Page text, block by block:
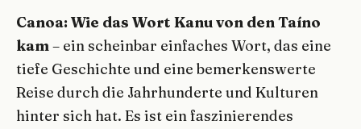
Canoa: Wie das Wort Kanu von den Taíno
kam– ein scheinbar einfaches Wort, das eine
tiefe Geschichte und eine bemerkenswerte
Reise durch die Jahrhunderte und Kulturen
hinter sich hat. Es ist ein faszinierendes